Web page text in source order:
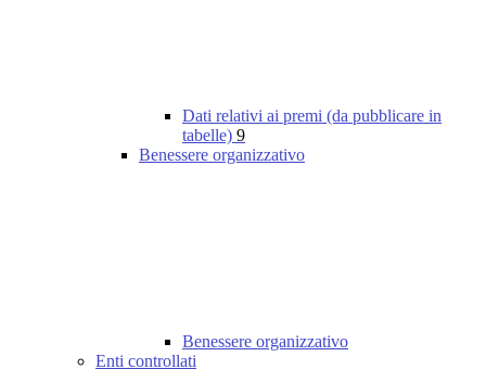
Dati relativi ai premi (da pubblicare in
tabelle) 9
Benessere organizzativo
Benessere organizzativo
Enti controllati